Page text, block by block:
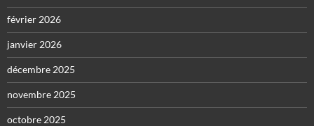
février 2026
janvier 2026
décembre 2025
novembre 2025
octobre 2025